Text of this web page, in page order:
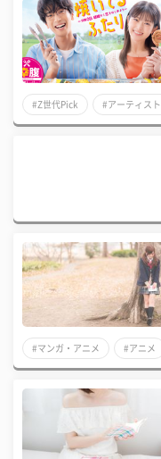
#Z世代Pick #アーティスト
#マンガ・アニメ #アニメ